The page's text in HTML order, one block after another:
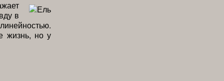
в
жизнь, но у